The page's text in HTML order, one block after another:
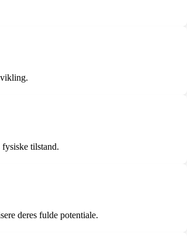
tilstand.
deres fulde potentiale.